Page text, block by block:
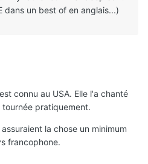
dans un best of en anglais...)
connu au USA. Elle l'a chanté
pratiquement.
la chose un minimum
francophone.